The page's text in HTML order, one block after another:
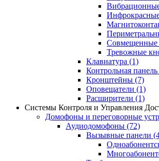
Тревожные
Клавиатура (1)
Контрольная панель
Кронштейны (7)
Оповещатели (1)
Расширители (1)
Системы Контроля и Управления
Домофоны и переговорные
Аудиодомофоны (72)
Вызывные панели